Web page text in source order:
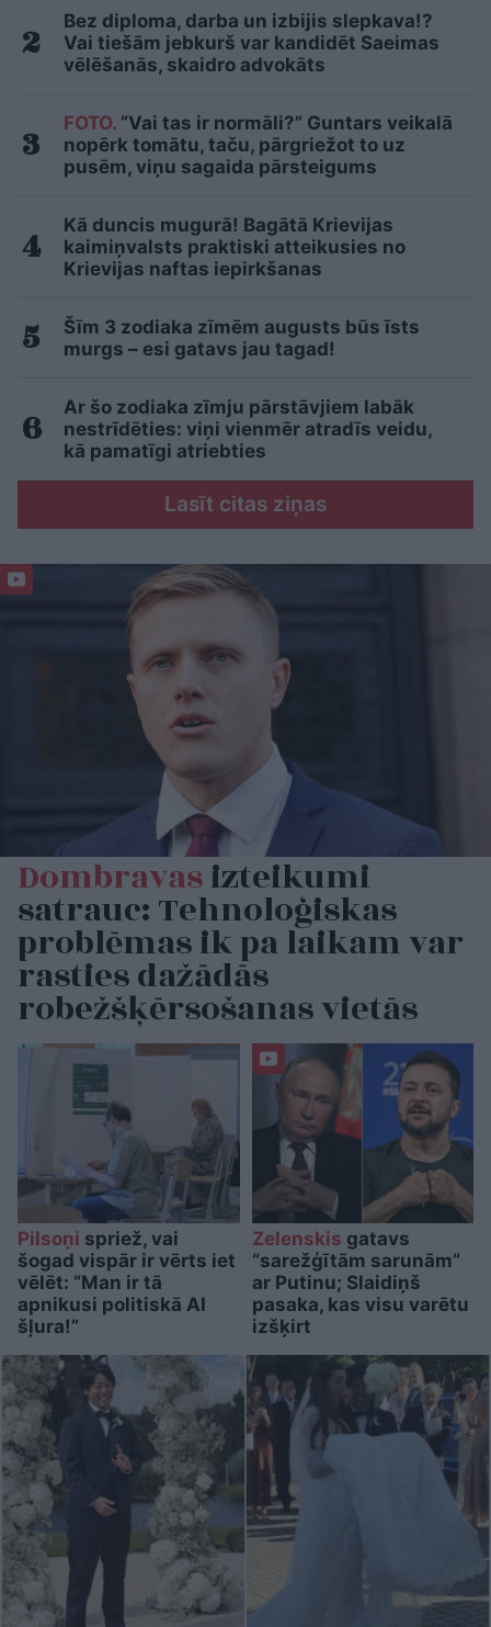
Bez diploma, darba un izbijis slepkava!?
Vai tiešām jebkurš var kandidēt Saeimas
vēlēšanās, skaidro advokāts
FOTO. “Vai tas ir normāli?” Guntars veikalā
nopērk tomātu, taču, pārgriežot to uz
pusēm, viņu sagaida pārsteigums
Kā duncis mugurā! Bagātā Krievijas
kaimiņvalsts praktiski atteikusies no
Krievijas naftas iepirkšanas
Šīm 3 zodiaka zīmēm augusts būs īsts
murgs – esi gatavs jau tagad!
Ar šo zodiaka zīmju pārstāvjiem labāk
nestrīdēties: viņi vienmēr atradīs veidu,
kā pamatīgi atriebties
Lasīt citas ziņas
Dombravasizteikumi
satrauc: Tehnoloģiskas
problēmas ik pa laikam var
rasties dažādās
robežšķērsošanas vietās
Pilsoņi spriež, vai
šogad vispār ir vērts iet
vēlēt: “Man ir tā
apnikusi politiskā AI
šļura!”
Zelenskis gatavs
“sarežģītām sarunām”
ar Putinu; Slaidiņš
pasaka, kas visu varētu
izšķirt